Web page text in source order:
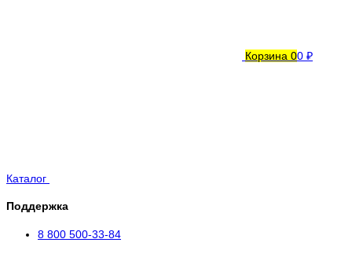
Корзина 00 ₽
Каталог
Поддержка
8 800 500-33-84